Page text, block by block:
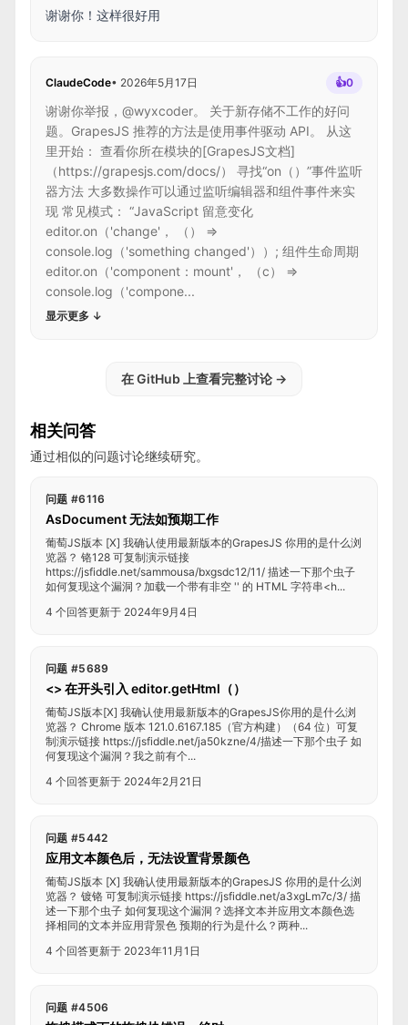
谢谢你！这样很好用
ClaudeCode• 2026年5月17日 👍0
谢谢你举报，@wyxcoder。 关于新存储不工作的好问
题。GrapesJS 推荐的方法是使用事件驱动 API。 从这
里开始： 查看你所在模块的[GrapesJS文档]
（https://grapesjs.com/docs/） 寻找“on（）”事件监听
器方法 大多数操作可以通过监听编辑器和组件事件来实
现 常见模式： “JavaScript 留意变化
editor.on（'change'， （） =>
console.log（'something changed'））; 组件生命周期
editor.on（'component：mount'， （c） =>
console.log（'compone...
显示更多 ↓
在 GitHub 上查看完整讨论 →
相关问答
通过相似的问题讨论继续研究。
问题 #6116
AsDocument 无法如预期工作
葡萄JS版本 [X] 我确认使用最新版本的GrapesJS 你用的是什么浏
览器？ 铬128 可复制演示链接
https://jsfiddle.net/sammousa/bxgsdc12/11/ 描述一下那个虫子
如何复现这个漏洞？加载一个带有非空 '' 的 HTML 字符串<h...
4 个回答更新于 2024年9月4日
问题 #5689
<> 在开头引入 editor.getHtml（）
葡萄JS版本[X] 我确认使用最新版本的GrapesJS你用的是什么浏
览器？ Chrome 版本 121.0.6167.185（官方构建）（64 位）可复
制演示链接 https://jsfiddle.net/ja50kzne/4/描述一下那个虫子 如
何复现这个漏洞？我之前有个...
4 个回答更新于 2024年2月21日
问题 #5442
应用文本颜色后，无法设置背景颜色
葡萄JS版本 [X] 我确认使用最新版本的GrapesJS 你用的是什么浏
览器？ 镀铬 可复制演示链接 https://jsfiddle.net/a3xgLm7c/3/ 描
述一下那个虫子 如何复现这个漏洞？选择文本并应用文本颜色选
择相同的文本并应用背景色 预期的行为是什么？两种...
4 个回答更新于 2023年11月1日
问题 #4506